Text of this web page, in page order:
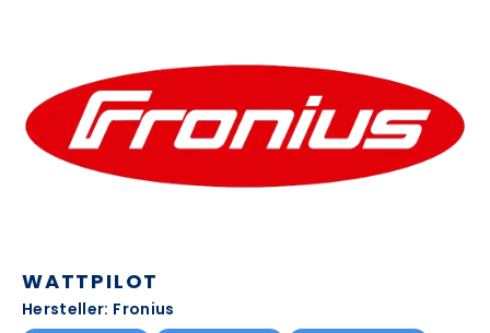
WATTPILOT
Hersteller: Fronius